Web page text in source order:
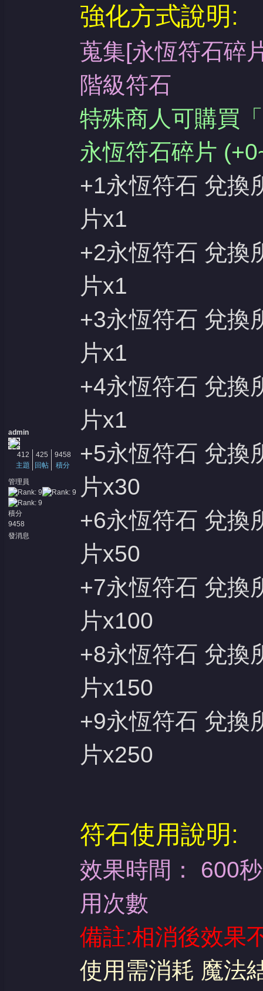
admin
412
主題
425
回帖
9458
積分
管理員
積分
9458
發消息
強化方式說明:
蒐集[永恆符石碎
階級符石
特殊商人可購買
永恆符石碎片
+1永恆符石 兌換
片x1
+2永恆符石 兌換
片x1
+3永恆符石 兌換
片x1
+4永恆符石 兌換
片x1
+5永恆符石 兌換
片x30
+6永恆符石 兌換
片x50
+7永恆符石 兌換
片x100
+8永恆符石 兌換
片x150
+9永恆符石 兌換
片x250
符石使用說明:
效果時間： 600
用次數
備註:相消後效果
使用需消耗 魔法